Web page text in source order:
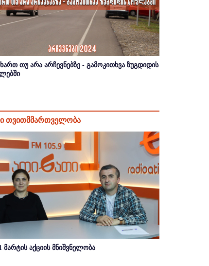
თუ არა არჩევნებზე - გამოკითხვა ზუგდიდის
თვითმმართველობა
მარტის აქციის მნიშვნელობა